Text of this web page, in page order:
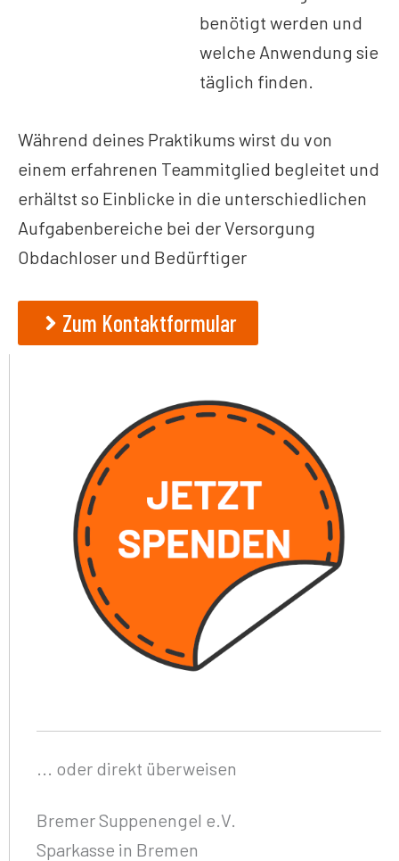
benötigt werden und
welche Anwendung sie
täglich finden.
Während deines Praktikums wirst du von
einem erfahrenen Teammitglied begleitet und
erhältst so Einblicke in die unterschiedlichen
Aufgabenbereiche bei der Versorgung
Obdachloser und Bedürftiger
Zum Kontaktformular
... oder direkt überweisen
Bremer Suppenengel e.V.
Sparkasse in Bremen